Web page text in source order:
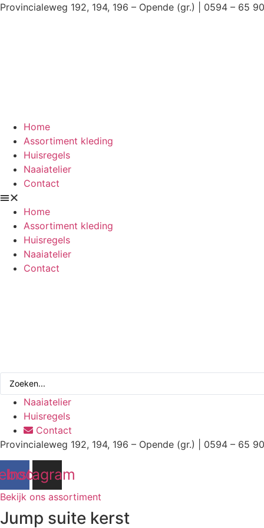
Ga
Provincialeweg 192, 194, 196 – Opende (gr.) | 0594 – 65
Home
Assortiment kleding
Huisregels
Naaiatelier
Contact
Home
Assortiment kleding
Huisregels
Naaiatelier
Contact
Search
Naaiatelier
Huisregels
Contact
Provincialeweg 192, 194, 196 – Opende (gr.) | 0594 – 65
Instagram
Bekijk ons assortiment
Jump suite kerst